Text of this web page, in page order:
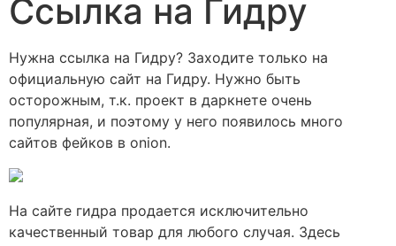
Ссылка на Гидру
Нужна ссылка на Гидру? Заходите только на
официальную сайт на Гидру. Нужно быть
осторожным, т.к. проект в даркнете очень
популярная, и поэтому у него появилось много
сайтов фейков в onion.
На сайте гидра продается исключительно
качественный товар для любого случая. Здесь